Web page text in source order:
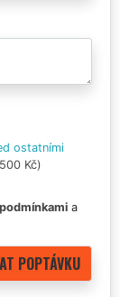
ostatními
Kč)
a